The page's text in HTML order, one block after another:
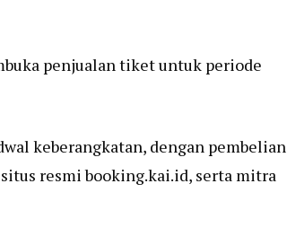
penjualan tiket untuk periode
keberangkatan, dengan pembelian
resmi booking.kai.id, serta mitra